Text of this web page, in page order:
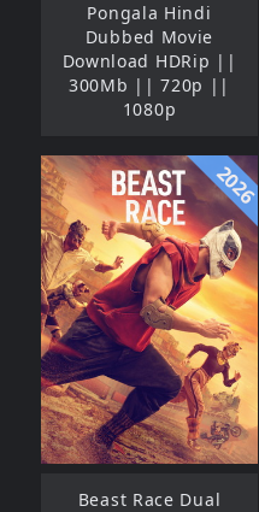
Pongala Hindi
Dubbed Movie
Download HDRip ||
300Mb || 720p ||
1080p
2026
Beast Race Dual